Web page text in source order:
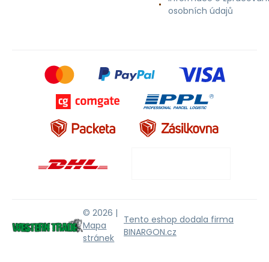
osobních údajů
© 2026 |
Mapa
stránek
Tento eshop dodala firma
BINARGON.cz